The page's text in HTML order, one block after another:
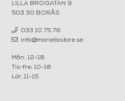
LILLA BROGATAN 9
503 30 BORÅS
033 10 75 76
info@mariellastore.se
Mån: 12-18
Tis-fre: 10-18
Lör: 11-15